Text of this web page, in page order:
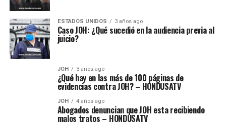
ESTADOS UNIDOS 3 años ago
Caso JOH: ¿Qué sucedió en la audiencia previa al
juicio?
JOH 3 años ago
¿Qué hay en las más de 100 páginas de
evidencias contra JOH? – HONDUSATV
JOH 4 años ago
Abogados denuncian que JOH esta recibiendo
malos tratos – HONDUSATV